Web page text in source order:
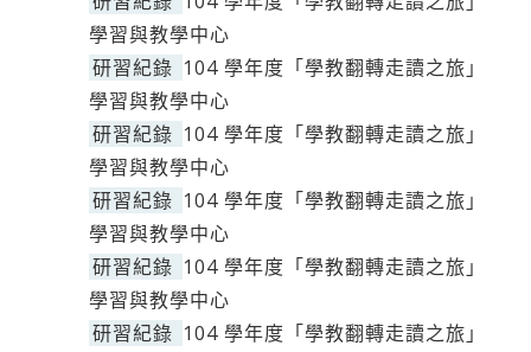
學習與教學中心
研習紀錄 104 學年度「學教翻轉走讀之旅」
學習與教學中心
研習紀錄 104 學年度「學教翻轉走讀之旅」
學習與教學中心
研習紀錄 104 學年度「學教翻轉走讀之旅」
學習與教學中心
研習紀錄 104 學年度「學教翻轉走讀之旅」
學習與教學中心
研習紀錄 104 學年度「學教翻轉走讀之旅」